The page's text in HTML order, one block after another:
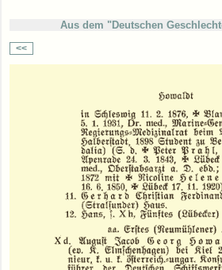
Aus dem "Deutschen
<<